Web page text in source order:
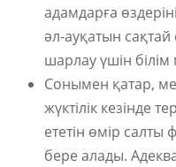
адамдарға
әл-ауқатын сақтай
шарлау үшін білім
Сонымен қатар,
жүктілік кезінде
ететін өмір салты
бере алады.